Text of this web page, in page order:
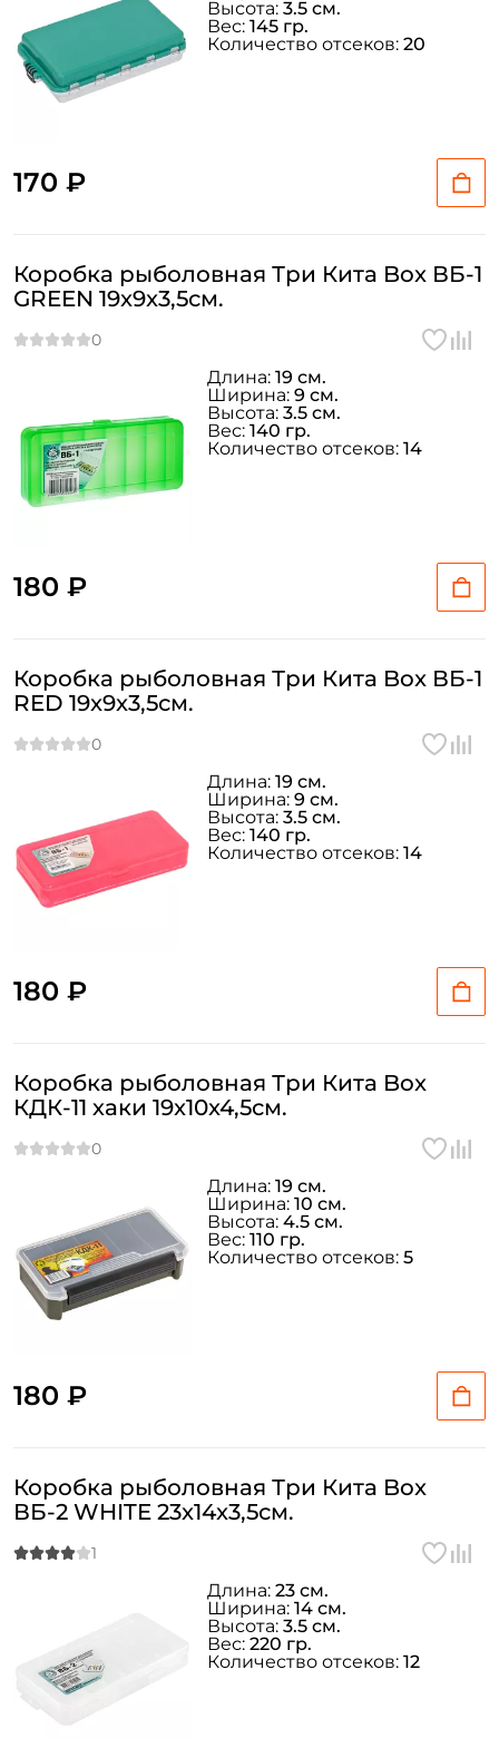
170 ₽
Высота: 3.5 см.
Вес: 145 гр.
Количество отсеков: 20
Коробка рыболовная Три Кита Box ВБ-1
GREEN 19x9x3,5см.
180 ₽
Длина: 19 см.
Ширина: 9 см.
Высота: 3.5 см.
Вес: 140 гр.
Количество отсеков: 14
Коробка рыболовная Три Кита Box ВБ-1
RED 19x9x3,5см.
180 ₽
Длина: 19 см.
Ширина: 9 см.
Высота: 3.5 см.
Вес: 140 гр.
Количество отсеков: 14
Коробка рыболовная Три Кита Box
КДК-11 хаки 19x10x4,5см.
180 ₽
Длина: 19 см.
Ширина: 10 см.
Высота: 4.5 см.
Вес: 110 гр.
Количество отсеков: 5
Коробка рыболовная Три Кита Box
ВБ-2 WHITE 23x14x3,5см.
Длина: 23 см.
Ширина: 14 см.
Высота: 3.5 см.
Вес: 220 гр.
Количество отсеков: 12
Номер телефона: *
Повторите пароль: *
персональных данных
Создать аккаунт
У меня уже есть аккаунт